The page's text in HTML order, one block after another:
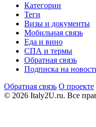
Категории
Теги
Визы и документы
Мобильная связь
Еда и вино
СПА и термы
Обратная связь
Подписка на
Обратная связь О проекте
© 2026 Italy2U.ru. Все